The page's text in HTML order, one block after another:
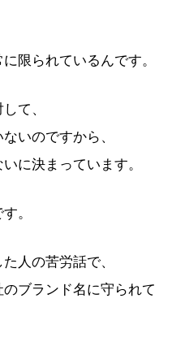
限られているんです。
て、
いのですから、
に決まっています。
。
人の苦労話で、
のブランド名に守られて